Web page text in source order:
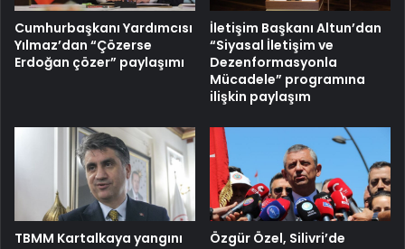
Cumhurbaşkanı Yardımcısı
Yılmaz’dan “Çözerse
Erdoğan çözer” paylaşımı
İletişim Başkanı Altun’dan
“Siyasal İletişim ve
Dezenformasyonla
Mücadele” programına
ilişkin paylaşım
TBMM Kartalkaya yangını
Özgür Özel, Silivri’de